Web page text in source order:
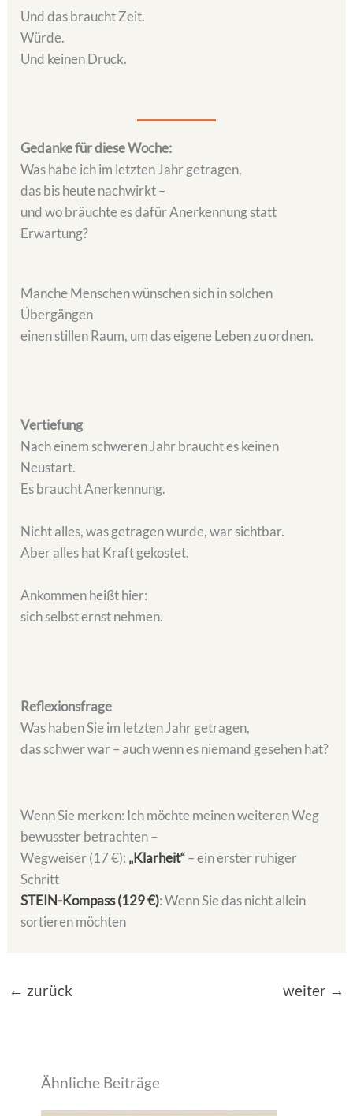
Und das braucht Zeit.
Würde.
Und keinen Druck.
Gedanke für diese Woche:
Was habe ich im letzten Jahr getragen,
das bis heute nachwirkt –
und wo bräuchte es dafür Anerkennung statt
Erwartung?
Manche Menschen wünschen sich in solchen
Übergängen
einen stillen Raum, um das eigene Leben zu ordnen.
Vertiefung
Nach einem schweren Jahr braucht es keinen
Neustart.
Es braucht Anerkennung.
Nicht alles, was getragen wurde, war sichtbar.
Aber alles hat Kraft gekostet.
Ankommen heißt hier:
sich selbst ernst nehmen.
Reflexionsfrage
Was haben Sie im letzten Jahr getragen,
das schwer war – auch wenn es niemand gesehen hat?
Wenn Sie merken: Ich möchte meinen weiteren Weg
bewusster betrachten –
Wegweiser (17 €): „Klarheit“– ein erster ruhiger
Schritt
STEIN-Kompass (129 €): Wenn Sie das nicht allein
sortieren möchten
← zurück weiter →
Ähnliche Beiträge